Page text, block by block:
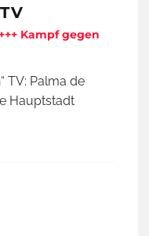
Kampf gegen
TV: Palma de
Hauptstadt